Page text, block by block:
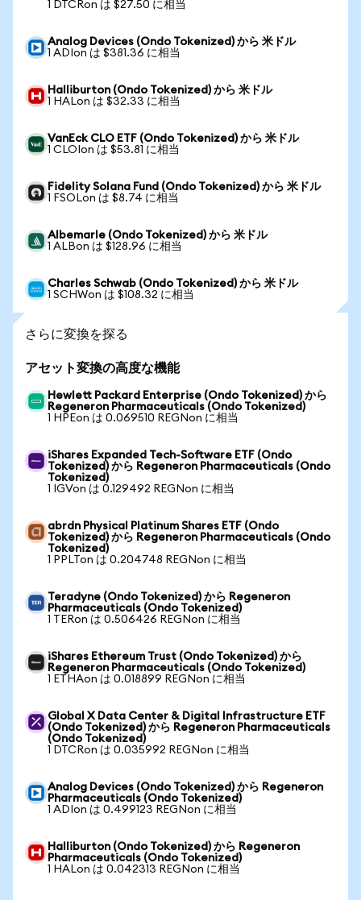
1 DTCRon は $27.50 に相当
Analog Devices (Ondo Tokenized) から 米ドル
1 ADIon は $381.36 に相当
Halliburton (Ondo Tokenized) から 米ドル
1 HALon は $32.33 に相当
VanEck CLO ETF (Ondo Tokenized) から 米ドル
1 CLOIon は $53.81 に相当
Fidelity Solana Fund (Ondo Tokenized) から 米ドル
1 FSOLon は $8.74 に相当
Albemarle (Ondo Tokenized) から 米ドル
1 ALBon は $128.96 に相当
Charles Schwab (Ondo Tokenized) から 米ドル
1 SCHWon は $108.32 に相当
さらに変換を探る
アセット変換の高度な機能
Hewlett Packard Enterprise (Ondo Tokenized) から
Regeneron Pharmaceuticals (Ondo Tokenized)
1 HPEon は 0.069510 REGNon に相当
iShares Expanded Tech-Software ETF (Ondo
Tokenized) から Regeneron Pharmaceuticals (Ondo
Tokenized)
1 IGVon は 0.129492 REGNon に相当
abrdn Physical Platinum Shares ETF (Ondo
Tokenized) から Regeneron Pharmaceuticals (Ondo
Tokenized)
1 PPLTon は 0.204748 REGNon に相当
Teradyne (Ondo Tokenized) から Regeneron
Pharmaceuticals (Ondo Tokenized)
1 TERon は 0.506426 REGNon に相当
iShares Ethereum Trust (Ondo Tokenized) から
Regeneron Pharmaceuticals (Ondo Tokenized)
1 ETHAon は 0.018899 REGNon に相当
Global X Data Center & Digital Infrastructure ETF
(Ondo Tokenized) から Regeneron Pharmaceuticals
(Ondo Tokenized)
1 DTCRon は 0.035992 REGNon に相当
Analog Devices (Ondo Tokenized) から Regeneron
Pharmaceuticals (Ondo Tokenized)
1 ADIon は 0.499123 REGNon に相当
Halliburton (Ondo Tokenized) から Regeneron
Pharmaceuticals (Ondo Tokenized)
1 HALon は 0.042313 REGNon に相当